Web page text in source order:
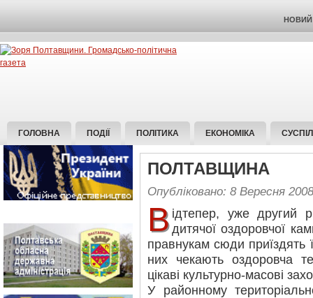
НОВИЙ
ГОЛОВНА ПОДІЇ ПОЛІТИКА ЕКОНОМІКА
ПОЛТАВЩИНА
Опубліковано: 8 Вересня 2008
В ідтепер, уже другий
дитячої оздоровчої
правнукам сюди приїздять
них чекають оздоровча
цікаві культурно-масові
У районному